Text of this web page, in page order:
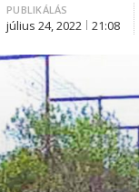
PUBLIKÁLÁS
július 24, 2022 21:08